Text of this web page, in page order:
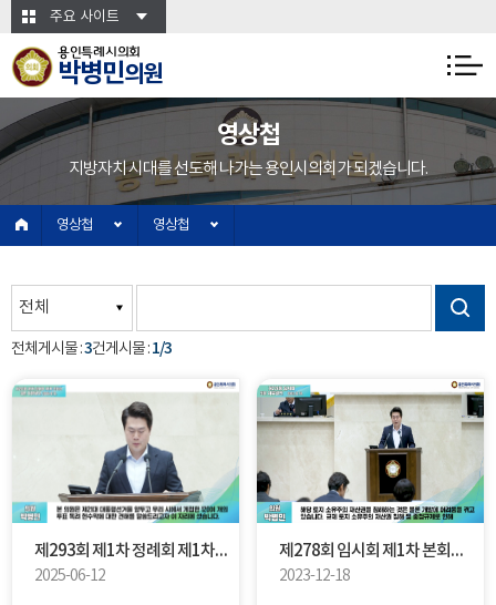
본문바로가기주요 사이트
용인특례시의회
박병민의원
영상첩
지방자치 시대를 선도해 나가는 용인시의회가 되겠습니다.
영상첩 영상첩
전체게시물 :3건게시물 :1/3
제293회 제1차 정례회 제1차 본회의 5분 자유발언 박병민 의원
2025-06-12
제278회 임시회 제1차 본회의 5분 자유발언 박병민 의원
2023-12-18